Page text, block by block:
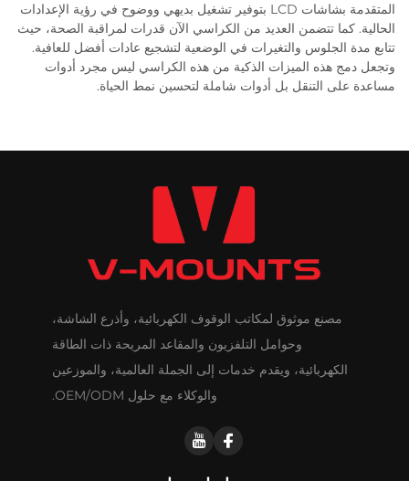
المتقدمة بشاشات LCD بتوفير تشغيل بديهي ووضوح في رؤية الإعدادات
الحالية. كما تتضمن العديد من الكراسي الآن قدرات لمراقبة الصحة، حيث
تتابع مدة الجلوس والتغيرات في الوضعية لتشجيع عادات أفضل للعافية.
وتجعل دمج هذه الميزات الذكية من هذه الكراسي ليس مجرد أدوات
مساعدة على التنقل بل أدوات شاملة لتحسين نمط الحياة.
مصنع موثوق لمكاتب الوقوف الكهربائية، وأذرع الشاشة،
وحوامل التلفزيون والمقاعد المريحة ذات الطاقة
الكهربائية، ويقدم خدمات إلى الجملة العالمية، والموزعين
والوكلاء مع حلول OEM/ODM.